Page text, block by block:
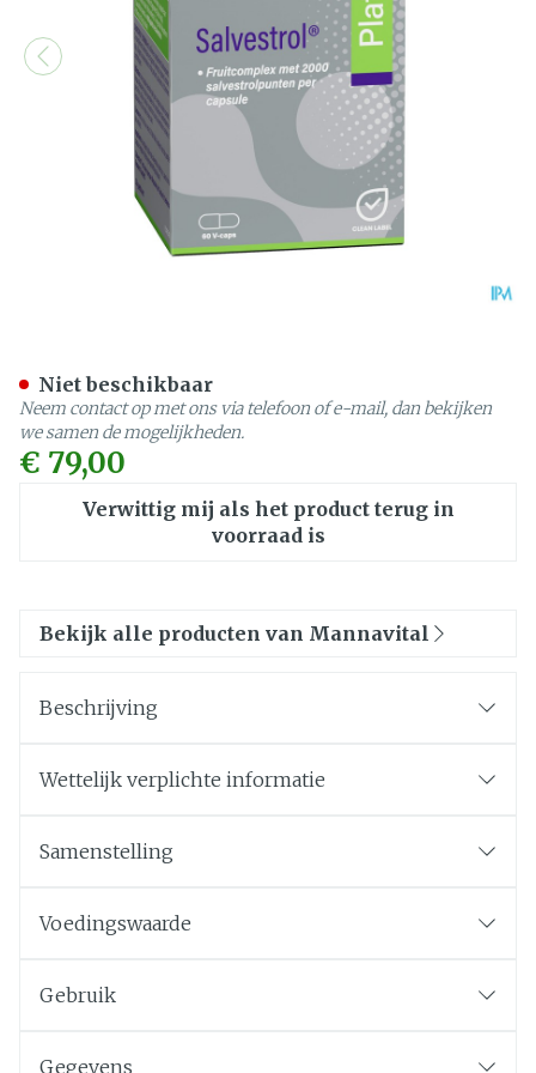
€ 79,00
Verwittig mij als het product terug in
voorraad is
Niet beschikbaar
Neem contact op met ons via telefoon of e-mail, dan bekijken
we samen de mogelijkheden.
Bekijk alle producten van Mannavital
Beschrijving
Wettelijk verplichte informatie
Samenstelling
Voedingswaarde
Gebruik
Gegevens